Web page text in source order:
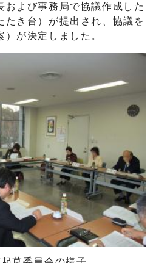
および事務局で協議作成した
たき台）が提出され、協議を
が決定しました。